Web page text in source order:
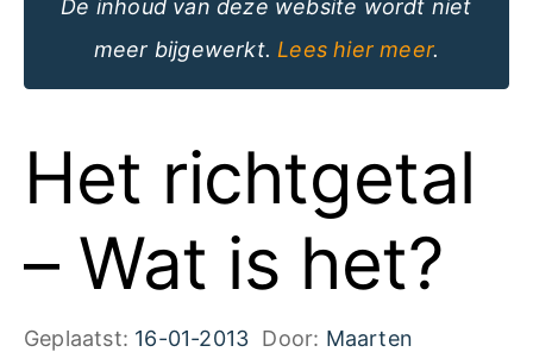
De inhoud van deze website wordt niet
meer bijgewerkt. Lees hier meer.
Het richtgetal
– Wat is het?
Geplaatst: 16-01-2013 Door: Maarten